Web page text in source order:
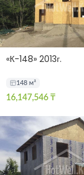
«К-148» 2013г.
148 м²
16,147,546 ₸